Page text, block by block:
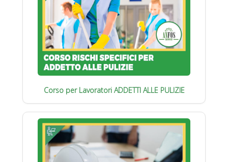
Corso per Lavoratori ADDETTI ALLE PULIZIE